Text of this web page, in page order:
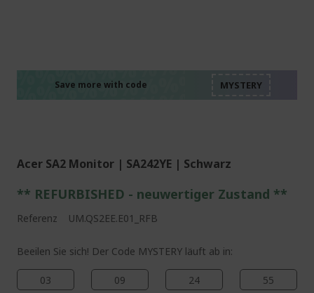
Save more with code
Acer SA2 Monitor | SA242YE | Schwarz
** REFURBISHED - neuwertiger Zustand **
Referenz UM.QS2EE.E01_RFB
Beeilen Sie sich! Der Code MYSTERY läuft ab in:
03 09 24 54